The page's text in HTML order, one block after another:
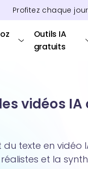
Profitez chaque
Outils IA
gratuits
vidéos
texte en vidéo
et la